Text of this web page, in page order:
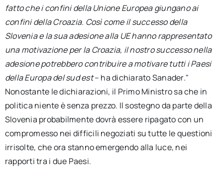
fatto che i confini della Unione Europea giungano ai
confini della Croazia. Così come il successo della
Slovenia e la sua adesione alla UE hanno rappresentato
una motivazione per la Croazia, il nostro successo nella
adesione potrebbero contribuire a motivare tutti i Paesi
della Europa del sud est– ha dichiarato Sanader."
Nonostante le dichiarazioni, il Primo Ministro sa che in
politica niente è senza prezzo. Il sostegno da parte della
Slovenia probabilmente dovrà essere ripagato con un
compromesso nei difficili negoziati su tutte le questioni
irrisolte, che ora stanno emergendo alla luce, nei
rapporti tra i due Paesi.